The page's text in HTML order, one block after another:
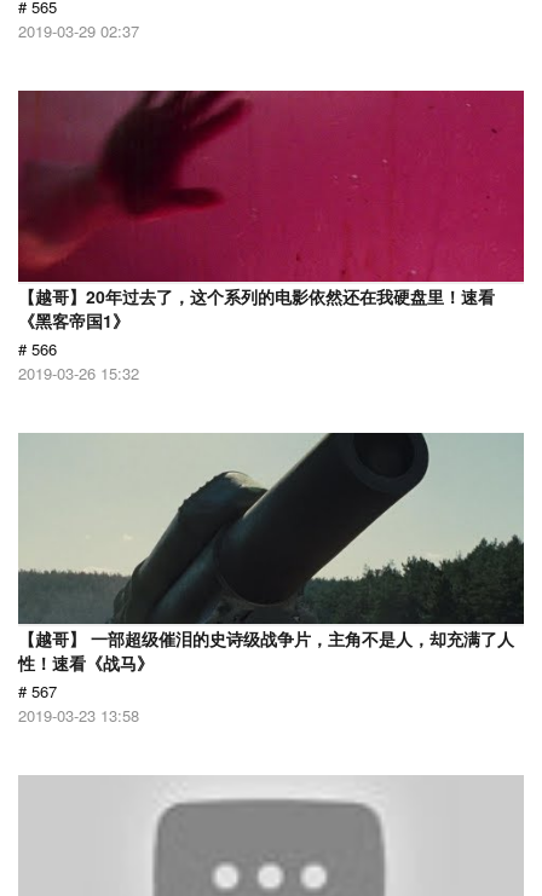
# 565
2019-03-29 02:37
【越哥】20年过去了，这个系列的电影依然还在我硬盘里！速看
《黑客帝国1》
# 566
2019-03-26 15:32
【越哥】 一部超级催泪的史诗级战争片，主角不是人，却充满了人
性！速看《战马》
# 567
2019-03-23 13:58